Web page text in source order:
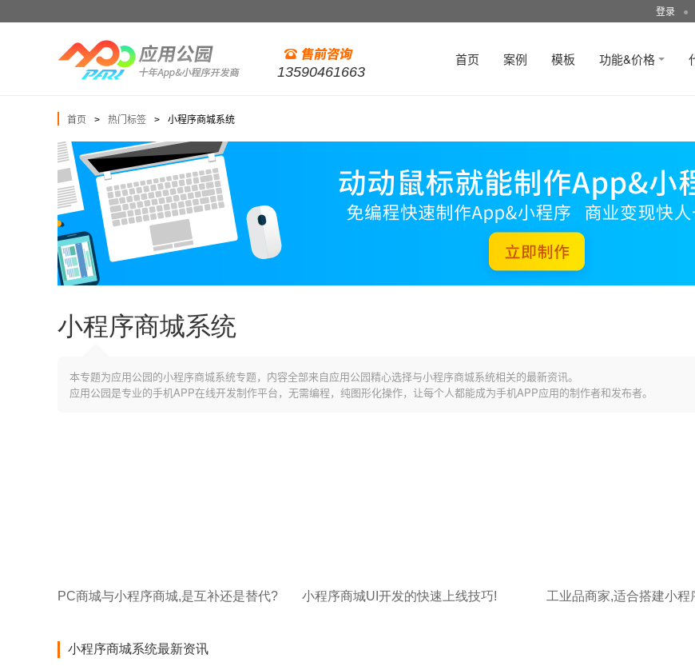
登录 ●
13590461663
首页 案例 模板 功能&价格
首页 > 热门标签 > 小程序商城系统
小程序商城系统
本专题为应用公园的小程序商城系统专题，内容全部来自应用公园精心选择与小程序商城系统相关的最新资讯。
应用公园是专业的手机APP在线开发制作平台，无需编程，纯图形化操作，让每个人都能成为手机APP应用的制作者和发布者。
PC商城与小程序商城,是互补还是替代? 小程序商城UI开发的快速上线技巧! 工业品商家,适合搭建小程
小程序商城系统最新资讯